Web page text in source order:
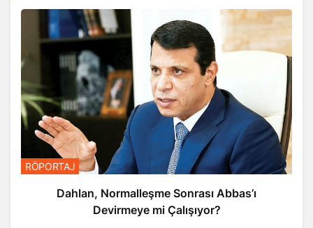
RÖPORTAJ
Dahlan, Normalleşme Sonrası Abbas’ı
Devirmeye mi Çalışıyor?